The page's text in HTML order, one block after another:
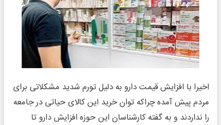
اخیرا با افزایش قیمت دارو به دلیل تورم شدید مشکلاتی برای
مردم پیش آمده چراکه توان خرید این کالای حیاتی در جامعه
را نداردند و به گفته کارشناسان این حوزه افزایش دارو تا